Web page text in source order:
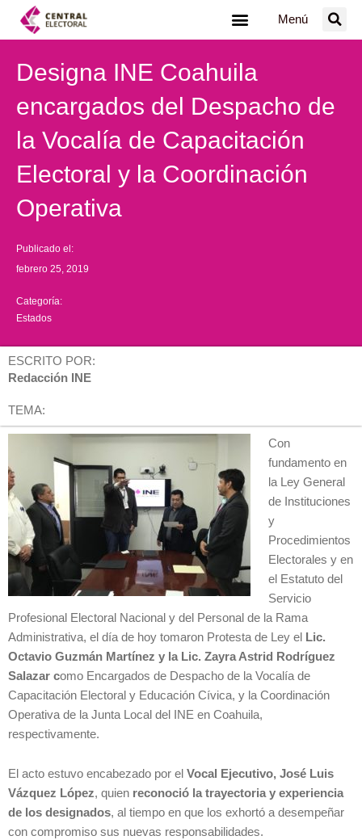
Menú
Designa INE Coahuila
encargados del Despacho de
la Vocalía de Capacitación
Electoral y la Coordinación
Operativa
Publicado el:
febrero 25, 2019
Categoría:
Estados
ESCRITO POR:
Redacción INE
TEMA:
Con
fundamento en
la Ley General
de Instituciones
y
Procedimientos
Electorales y en
el Estatuto del
Servicio
Profesional Electoral Nacional y del Personal de la Rama
Administrativa, el día de hoy tomaron Protesta de Ley el Lic.
Octavio Guzmán Martínez y la Lic. Zayra Astrid Rodríguez
Salazar como Encargados de Despacho de la Vocalía de
Capacitación Electoral y Educación Cívica, y la Coordinación
Operativa de la Junta Local del INE en Coahuila,
respectivamente.
El acto estuvo encabezado por el Vocal Ejecutivo, José Luis
Vázquez López, quien reconoció la trayectoria y experiencia
de los designados, al tiempo en que los exhortó a desempeñar
con compromiso sus nuevas responsabilidades.